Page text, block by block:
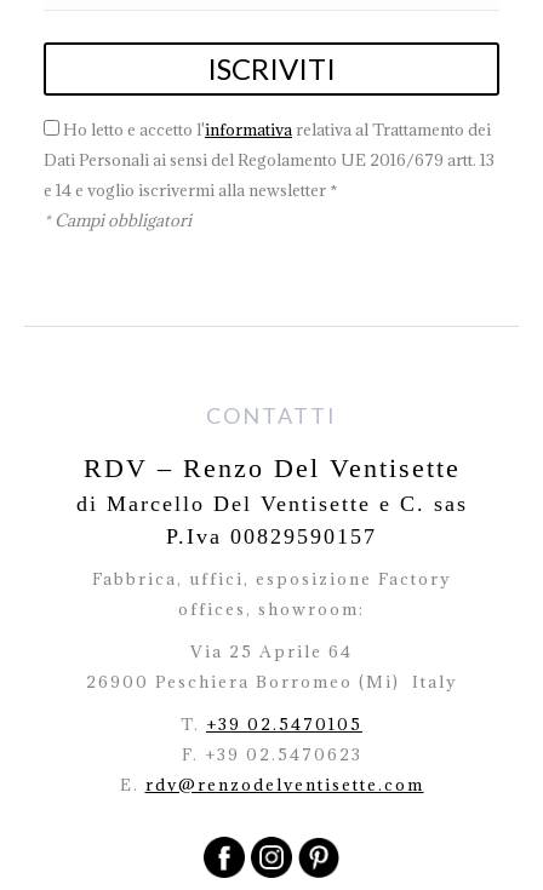
Ho letto e accetto l'informativa relativa al Trattamento dei
Dati Personali ai sensi del Regolamento UE 2016/679 artt. 13
e 14 e voglio iscrivermi alla newsletter *
* Campi obbligatori
CONTATTI
RDV – Renzo Del Ventisette
di Marcello Del Ventisette e C. sas
P.Iva 00829590157
Fabbrica, uffici, esposizione Factory
offices, showroom:
Via 25 Aprile 64
26900 Peschiera Borromeo (Mi)
Italy
T. +39 02.5470105
F. +39 02.5470623
E. rdv@renzodelventisette.com